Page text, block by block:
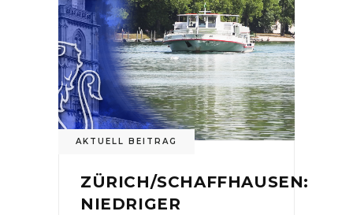
AKTUELL BEITRAG
ZÜRICH/SCHAFFHAUSEN:
NIEDRIGER